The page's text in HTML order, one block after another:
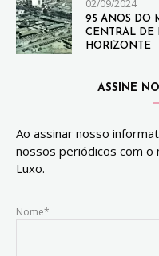
02/09/2024
95 ANOS DO
CENTRAL DE
HORIZONTE
ASSINE
Ao assinar nosso
nossos periódicos com o
Luxo.
Nome*